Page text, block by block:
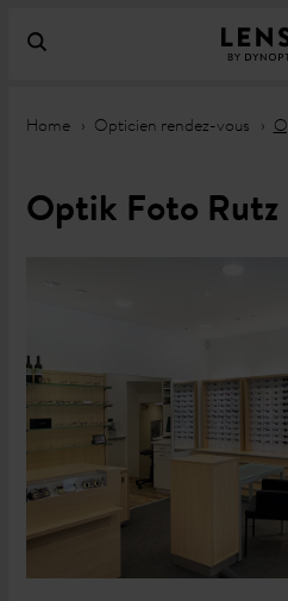
Home Opticien rendez-vous
Optik Foto Rutz